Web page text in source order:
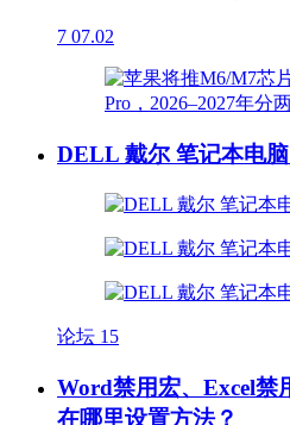
7 07.02
DELL 戴尔 笔记本电
论坛 15
Word禁用宏、Excel禁
在哪里设置方法？